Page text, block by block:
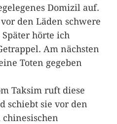
Domizil auf.
den Läden schwere
hörte ich
Am nächsten
Toten gegeben
Taksim ruft diese
schiebt sie vor den